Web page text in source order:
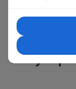
відмінний спосіб
цей букет з